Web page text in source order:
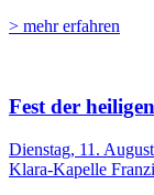
> mehr erfahren
Fest der
Dienstag, 11.
Klara-Kapelle